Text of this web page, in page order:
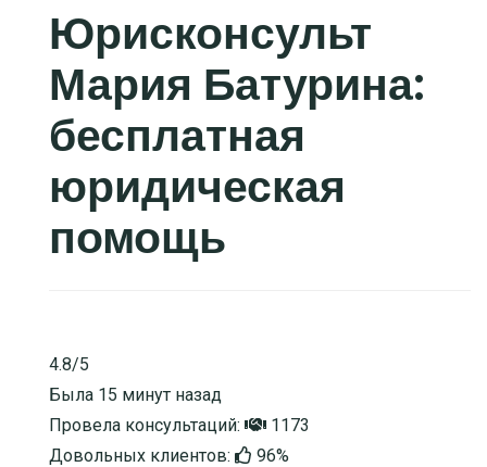
Юрисконсульт
Мария Батурина:
бесплатная
юридическая
помощь
4.8/5
Была 15 минут назад
Провела консультаций:
1173
Довольных клиентов:
96%